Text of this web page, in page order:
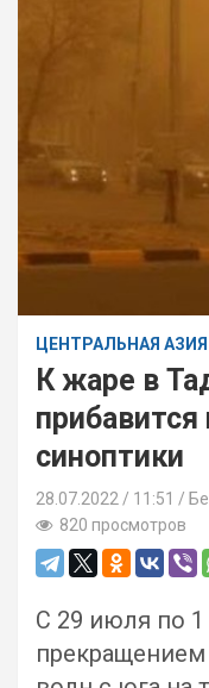
ЦЕНТРАЛЬНАЯ АЗИЯ
К жаре в
синоптики
28.07.2022 11:51 /
820 просмотров
С 29 июля по 1